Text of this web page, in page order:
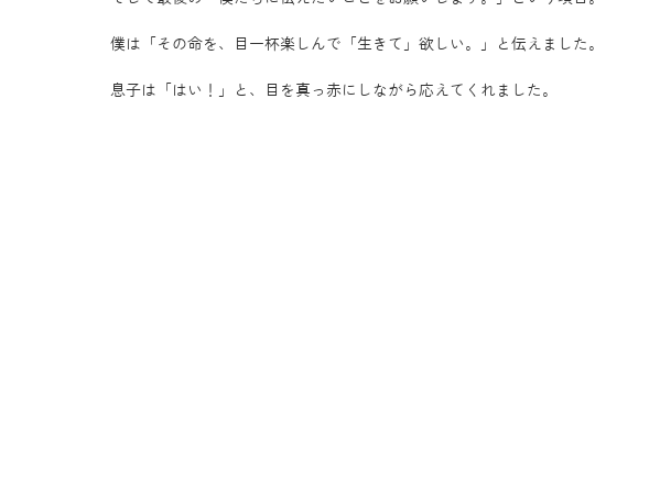
僕は「その命を、目一杯楽しんで「生きて」欲しい。」と伝えました。
息子は「はい！」と、目を真っ赤にしながら応えてくれました。